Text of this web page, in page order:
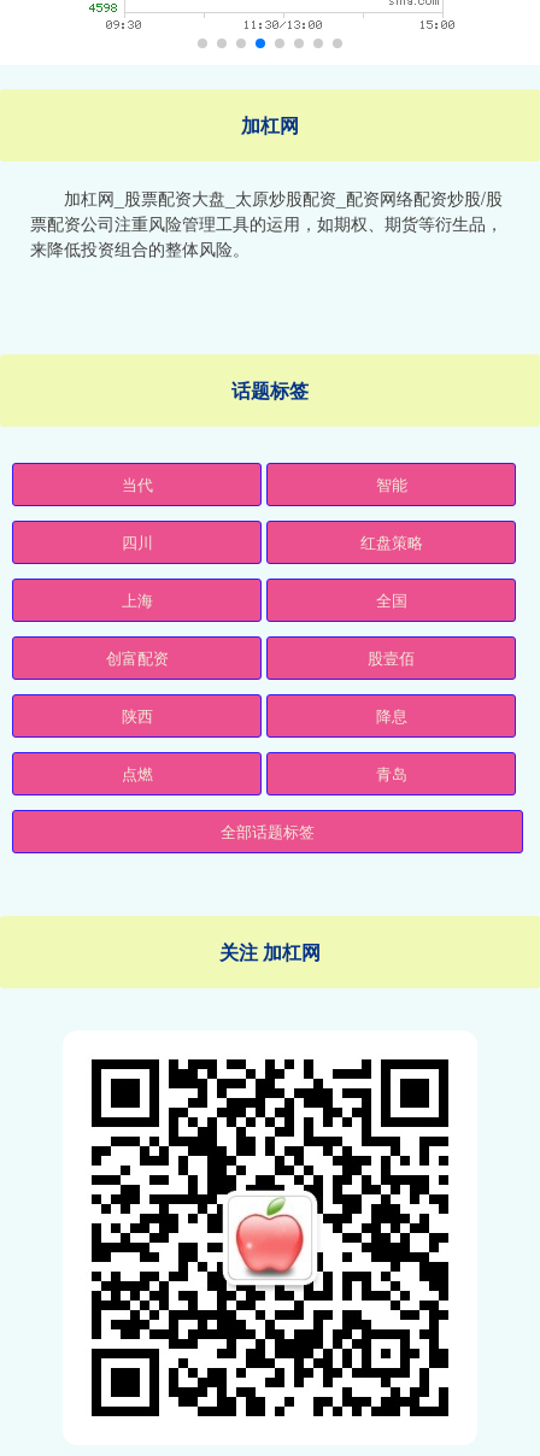
加杠网
加杠网_股票配资大盘_太原炒股配资_配资网络配资炒股/股
票配资公司注重风险管理工具的运用，如期权、期货等衍生品，
来降低投资组合的整体风险。
话题标签
当代 智能
四川 红盘策略
上海 全国
创富配资 股壹佰
陕西 降息
点燃 青岛
全部话题标签
关注 加杠网